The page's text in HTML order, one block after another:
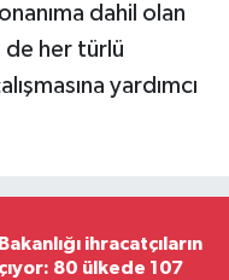
dahil olan
her türlü
yardımcı
ihracatçıların
80 ülkede 107